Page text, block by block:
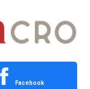
Facebook